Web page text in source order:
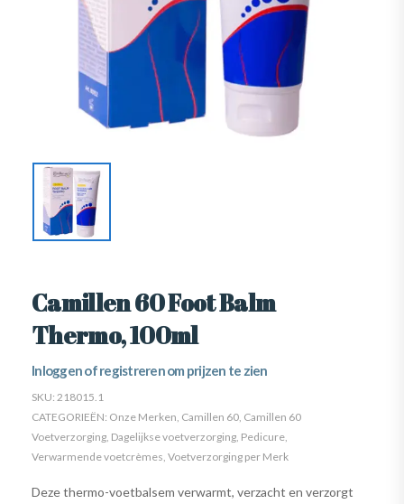
Camillen 60 Foot Balm
Thermo, 100ml
Inloggen of registreren om prijzen te zien
SKU: 218015.1
CATEGORIEËN: Onze Merken Camillen 60 Camillen 60
Voetverzorging Dagelijkse voetverzorging Pedicure
Verwarmende voetcrèmes Voetverzorging per Merk
Deze thermo-voetbalsem verwarmt, verzacht en verzorgt